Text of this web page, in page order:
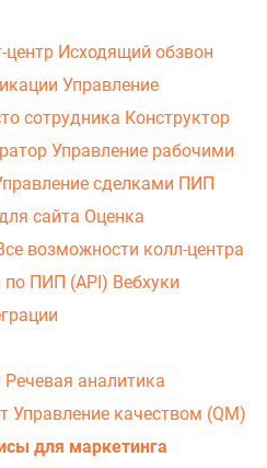
Исходящий обзвон
Управление
сотрудника Конструктор
Управление рабочими
сделками ПИП
сайта Оценка
возможности колл-центра
по ПИП (API) Вебхуки
Речевая аналитика
Управление качеством (QM)
для маркетинга